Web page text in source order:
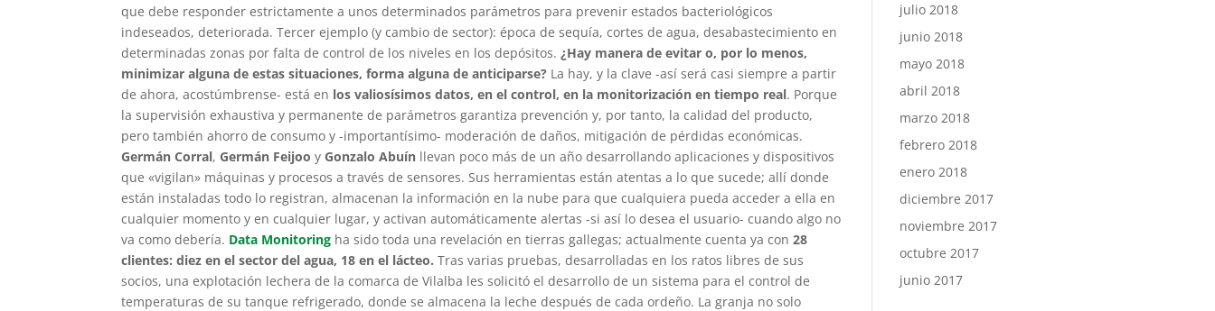
que debe responder estrictamente a unos determinados parámetros para prevenir estados bacteriológicos
indeseados, deteriorada. Tercer ejemplo (y cambio de sector): época de sequía, cortes de agua, desabastecimiento en
determinadas zonas por falta de control de los niveles en los depósitos. ¿Hay manera de evitar o, por lo menos,
minimizar alguna de estas situaciones, forma alguna de anticiparse? La hay, y la clave -así será casi siempre a partir
de ahora, acostúmbrense- está en los valiosísimos datos, en el control, en la monitorización en tiempo real. Porque
la supervisión exhaustiva y permanente de parámetros garantiza prevención y, por tanto, la calidad del producto,
pero también ahorro de consumo y -importantísimo- moderación de daños, mitigación de pérdidas económicas.
Germán Corral, Germán Feijoo y Gonzalo Abuín llevan poco más de un año desarrollando aplicaciones y dispositivos
que «vigilan» máquinas y procesos a través de sensores. Sus herramientas están atentas a lo que sucede; allí donde
están instaladas todo lo registran, almacenan la información en la nube para que cualquiera pueda acceder a ella en
cualquier momento y en cualquier lugar, y activan automáticamente alertas -si así lo desea el usuario- cuando algo no
va como debería. Data Monitoring ha sido toda una revelación en tierras gallegas; actualmente cuenta ya con28
clientes: diez en el sector del agua, 18 en el lácteo. Tras varias pruebas, desarrolladas en los ratos libres de sus
socios, una explotación lechera de la comarca de Vilalba les solicitó el desarrollo de un sistema para el control de
temperaturas de su tanque refrigerado, donde se almacena la leche después de cada ordeño. La granja no solo
julio 2018
junio 2018
mayo 2018
abril 2018
marzo 2018
febrero 2018
enero 2018
diciembre 2017
noviembre 2017
octubre 2017
junio 2017